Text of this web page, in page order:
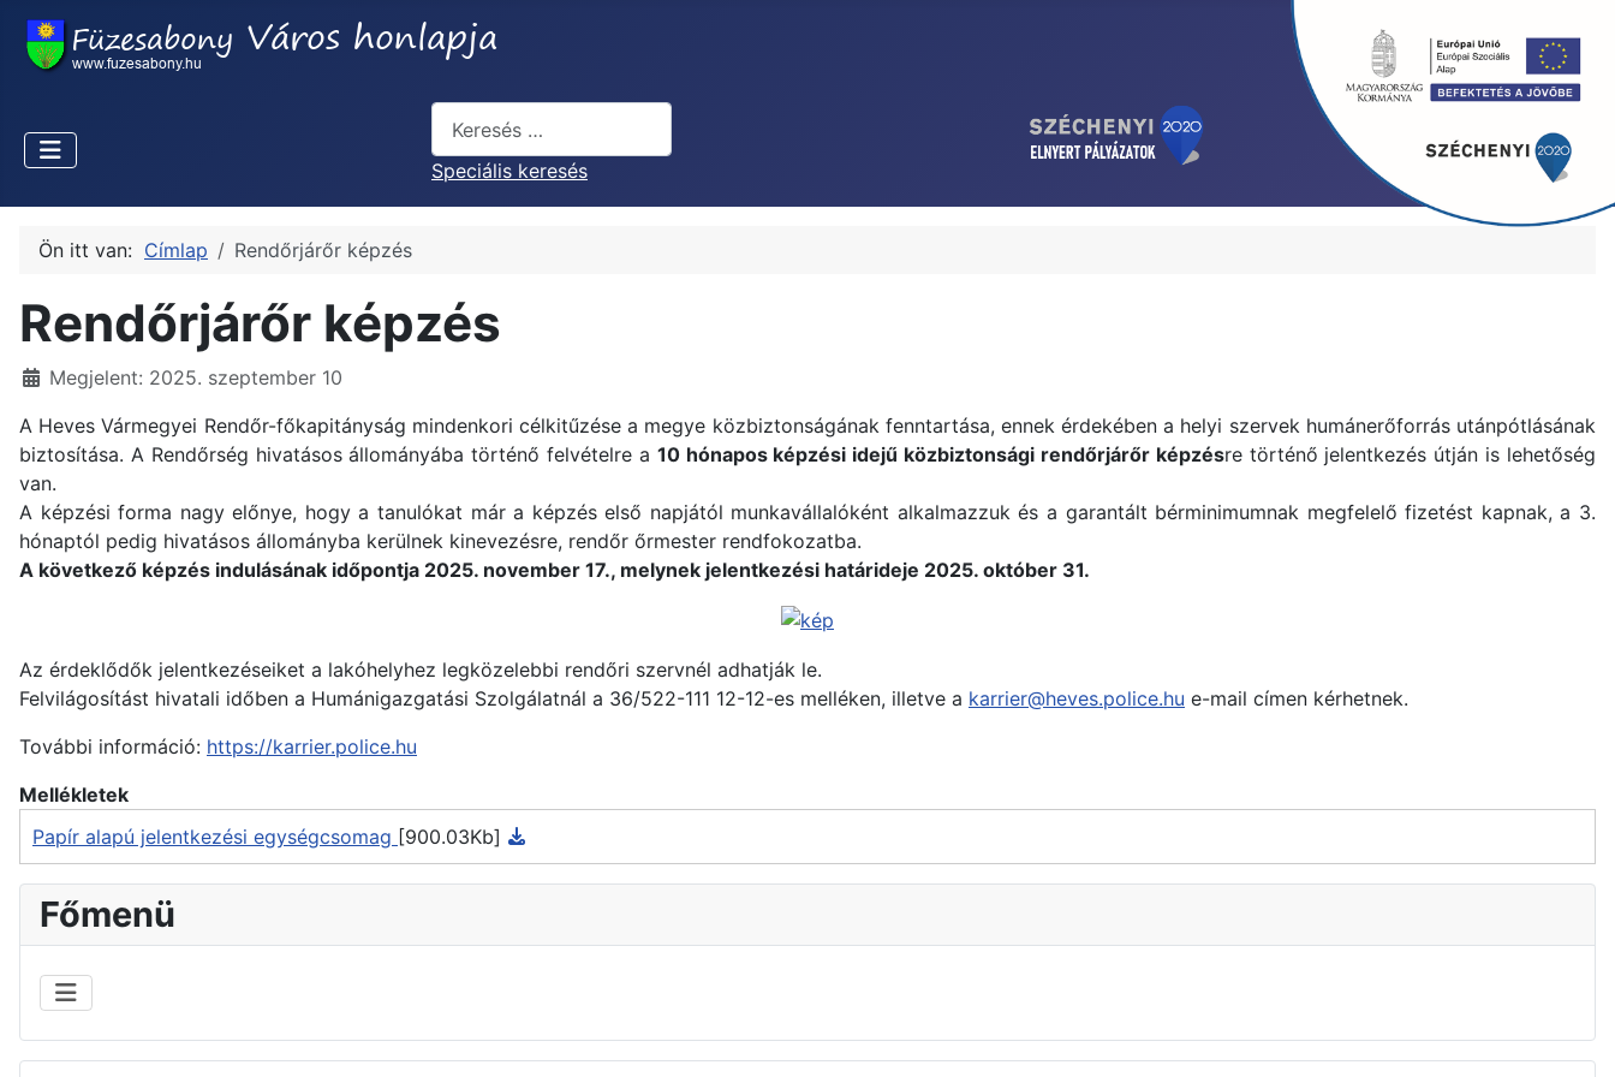
Keresés...
Speciális keresés
Főmenü
Ön itt van: Címlap Rendőrjárőr képzés
Rendőrjárőr képzés
Részletek
Megjelent: 2025. szeptember 10
A Heves Vármegyei Rendőr-főkapitányság mindenkori célkitűzése a megye közbiztonságának fenntartása, ennek érdekében a helyi szervek humánerőforrás utánpótlásának
biztosítása. A Rendőrség hivatásos állományába történő felvételre a 10 hónapos képzési idejű közbiztonsági rendőrjárőr képzésre történő jelentkezés útján is lehetőség
van.
A képzési forma nagy előnye, hogy a tanulókat már a képzés első napjától munkavállalóként alkalmazzuk és a garantált bérminimumnak megfelelő fizetést kapnak, a 3.
hónaptól pedig hivatásos állományba kerülnek kinevezésre, rendőr őrmester rendfokozatba.
A következő képzés indulásának időpontja 2025. november 17., melynek jelentkezési határideje 2025. október 31.
Az érdeklődők jelentkezéseiket a lakóhelyhez legközelebbi rendőri szervnél adhatják le.
Felvilágosítást hivatali időben a Humánigazgatási Szolgálatnál a 36/522-111 12-12-es melléken, illetve a karrier@heves.police.hu e-mail címen kérhetnek.
További információ: https://karrier.police.hu
Mellékletek
Papír alapú jelentkezési egységcsomag [900.03Kb]